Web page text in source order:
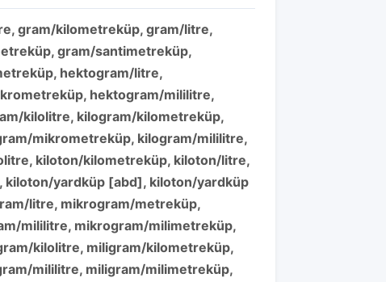
gram/kilometreküp, gram/litre,
gram/santimetreküp,
hektogram/litre,
hektogram/mililitre,
kilolitre, kilogram/kilometreküp,
mikrometreküp, kilogram/mililitre,
kiloton/kilometreküp, kiloton/litre,
yardküp [abd], kiloton/yardküp
litre, mikrogram/metreküp,
mililitre, mikrogram/milimetreküp,
kilolitre, miligram/kilometreküp,
mililitre, miligram/milimetreküp,